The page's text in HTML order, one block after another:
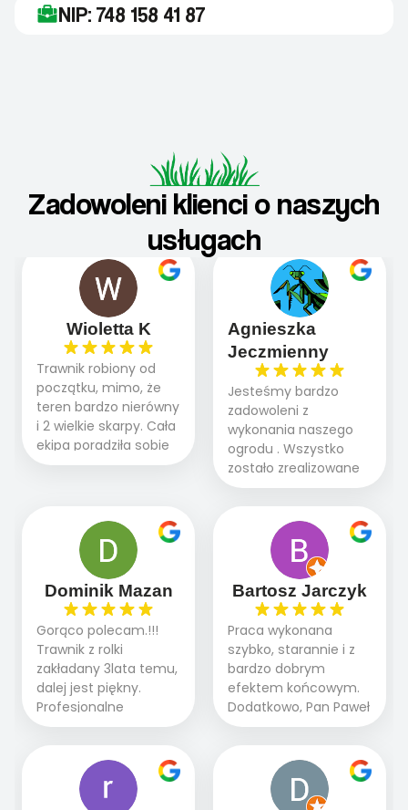
NIP: 748 158 41 87
Zadowoleni klienci o naszych
usługach
Wioletta K
Trawnik robiony od
początku, mimo, że
teren bardzo nierówny
i 2 wielkie skarpy. Cała
ekipa poradziła sobie
WSPANIALE od
panowie wiedzą co
robią. Wszystko poszło
sprawnie i szybko.
Doradztwo w
pielęgnacji trawnika
teraz i na późniejszym
etapie jest dużym
plusem. Teraz razem
z dzieckiem i małym
pieskiem cieszymy się
pięknym trawnikiem :)
A trawa robi efekt
Agnieszka
Jeczmienny
Jesteśmy bardzo
zadowoleni z
wykonania naszego
ogrodu . Wszystko
zostało zrealizowane
fachowo, rzetelnie i
oczekiwaniami. Prace
przebiegały sprawnie
dzięki temu,że firma
działa kompleksowo :
ogrodnictwo,nawodnienie,
brukarstwo.Efekt
końcowy przerósł
nasze oczekiwania.
Polecamy tę firmę
wszystkim , którzy
marzą o pięknym
Dominik Mazan
Gorąco polecam.!!!
Trawnik z rolki
zakładany 3lata temu,
dalej jest piękny.
Profesjonalne
podejście do pracy,
2 zlecenia na rolkę.
Polecam.
Bartosz Jarczyk
Praca wykonana
szybko, starannie i z
bardzo dobrym
efektem końcowym.
Dodatkowo, Pan Paweł
chętnie udziela porad